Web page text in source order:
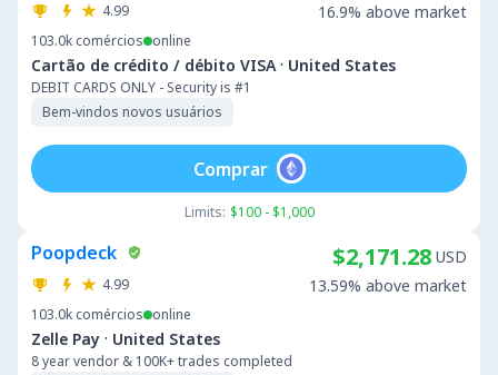
4.99
103.0k comércios online
Cartão de crédito / débito VISA · United States
DEBIT CARDS ONLY - Security is #1
Bem-vindos novos usuários
16.9% above market
Limits: $100 - $1,000
Comprar
Poopdeck
4.99
103.0k comércios online
Zelle Pay · United States
8 year vendor & 100K+ trades completed
$2,171.28 USD
13.59% above market